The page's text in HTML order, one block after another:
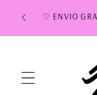
directamente
✿ ENVIOS